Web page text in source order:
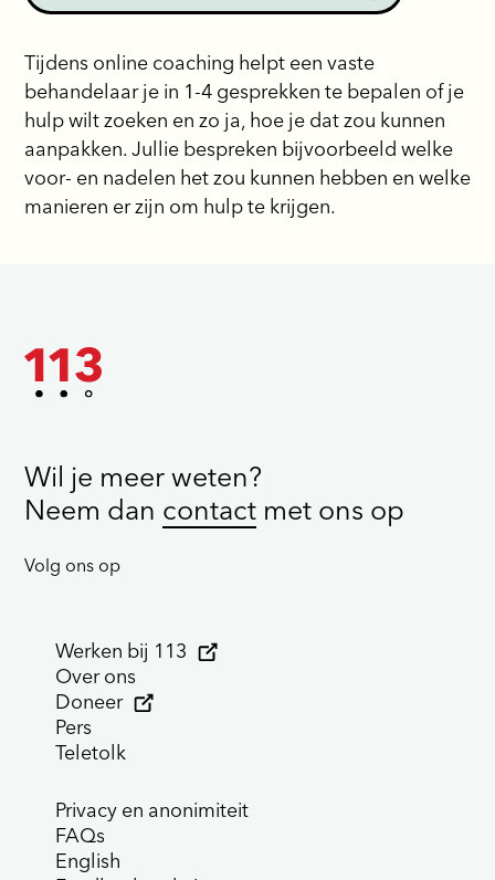
Tijdens online coaching helpt een vaste
behandelaar je in 1-4 gesprekken te bepalen of je
hulp wilt zoeken en zo ja, hoe je dat zou kunnen
aanpakken. Jullie bespreken bijvoorbeeld welke
voor- en nadelen het zou kunnen hebben en welke
manieren er zijn om hulp te krijgen.
Wil je meer weten?
Neem dan contact met ons op
Volg ons op
Werken bij 113
Over ons
Doneer
Pers
Teletolk
Privacy en anonimiteit
FAQs
English